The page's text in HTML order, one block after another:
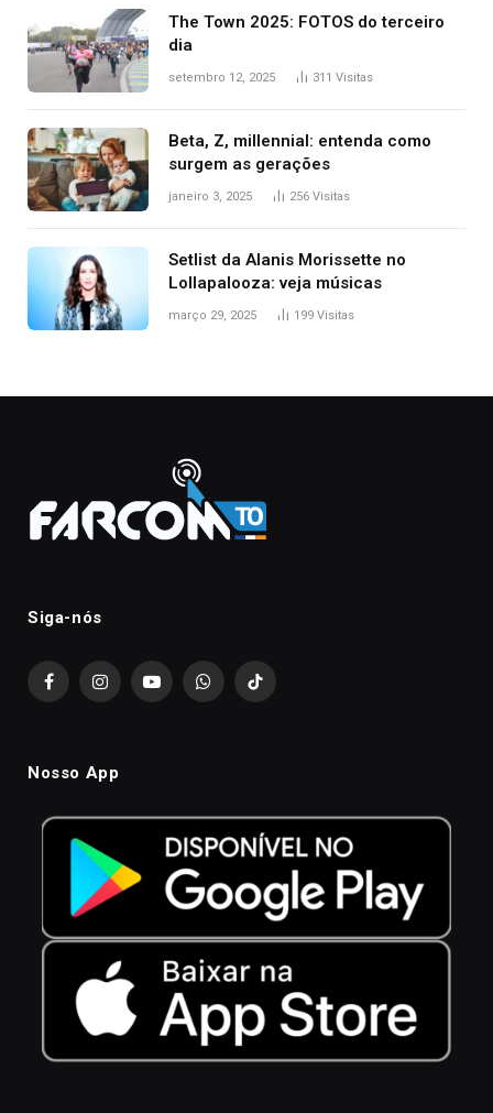
The Town 2025: FOTOS do terceiro
dia
setembro 12, 2025 311 Visitas
Beta, Z, millennial: entenda como
surgem as gerações
janeiro 3, 2025 256 Visitas
Setlist da Alanis Morissette no
Lollapalooza: veja músicas
março 29, 2025 199 Visitas
Siga-nós
FacebookInstagramYouTubeWhatsAppTikTok
Nosso App